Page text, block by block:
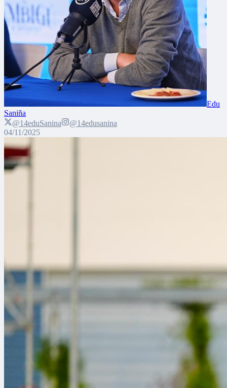
Edu
Saniña
@14eduSanina
@14edusanina
04/11/2025